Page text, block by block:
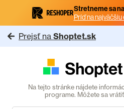
Stretneme sa
Príď na
Prejsť na Shoptet.sk
Na tejto stránke nájdete
programe. Môžete sa